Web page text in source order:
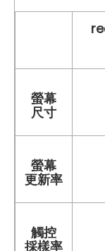
螢幕
尺寸
螢幕
更新率
觸控
採樣率